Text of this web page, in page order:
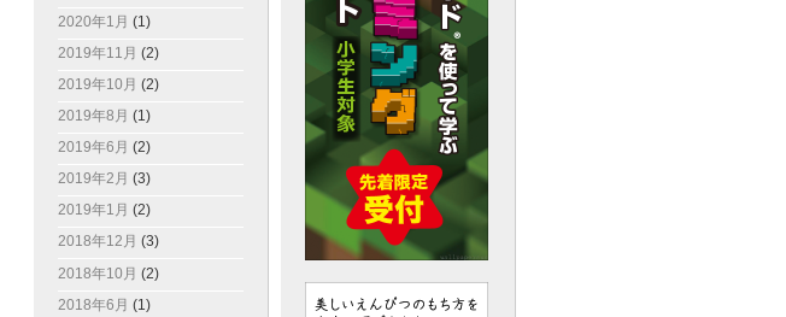
2020年1月 (1)
2019年11月 (2)
2019年10月 (2)
2019年8月 (1)
2019年6月 (2)
2019年2月 (3)
2019年1月 (2)
2018年12月 (3)
2018年10月 (2)
2018年6月 (1)